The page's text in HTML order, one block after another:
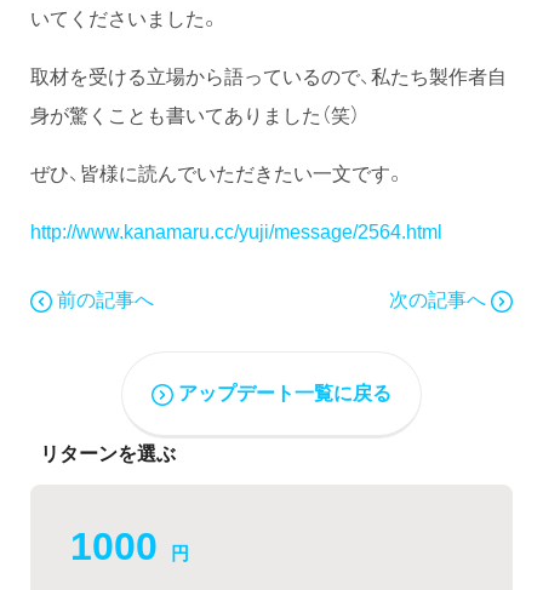
いてくださいました。
取材を受ける立場から語っているので、私たち製作者自
身が驚くことも書いてありました（笑）
ぜひ、皆様に読んでいただきたい一文です。
http://www.kanamaru.cc/yuji/message/2564.html
前の記事へ 次の記事へ
アップデート一覧に戻る
リターンを選ぶ
1000 円